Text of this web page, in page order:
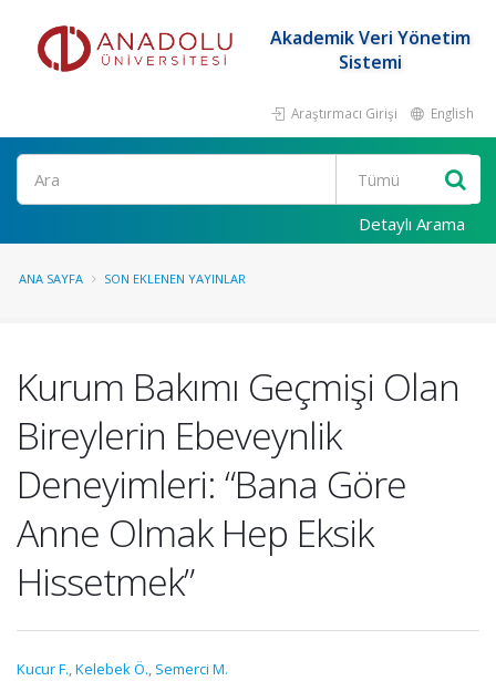
Akademik Veri Yönetim
Sistemi
Araştırmacı Girişi English
Ara
Detaylı Arama
ANA SAYFA SON EKLENEN YAYINLAR
Kurum Bakımı Geçmişi Olan
Bireylerin Ebeveynlik
Deneyimleri: “Bana Göre
Anne Olmak Hep Eksik
Hissetmek”
Kucur F.,Kelebek Ö., Semerci M.